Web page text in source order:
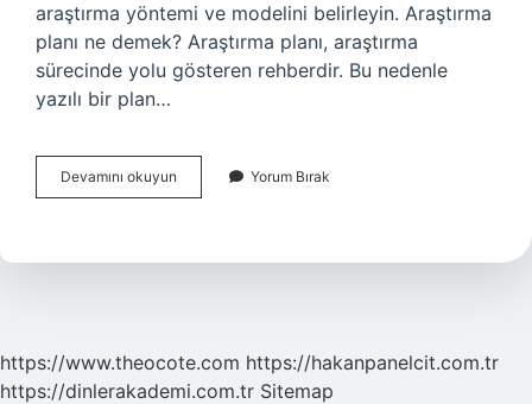
araştırma yöntemi ve modelini belirleyin. Araştırma
planı ne demek? Araştırma planı, araştırma
sürecinde yolu gösteren rehberdir. Bu nedenle
yazılı bir plan…
Devamını okuyun Araştırmanın
Planlanması
Yorum Bırak
https://www.theocote.com https://hakanpanelcit.com.tr
https://dinlerakademi.com.tr Sitemap